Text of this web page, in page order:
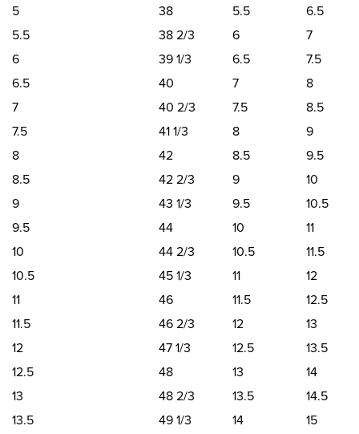
5
38 5.5
6.5
5.5
38 2/3 6
7
6
39 1/3 6.5
7.5
6.5
40 7
8
7
40 2/3 7.5
8.5
7.5
41 1/3 8
9
8
42 8.5
9.5
8.5
42 2/3 9
10
9
43 1/3 9.5
10.5
9.5
44 10
11
10
44 2/3 10.5
11.5
10.5
45 1/3 11
12
11
46 11.5
12.5
11.5
46 2/3 12
13
12
47 1/3 12.5
13.5
12.5
48 13
14
13
48 2/3 13.5
14.5
13.5
49 1/3 14
15